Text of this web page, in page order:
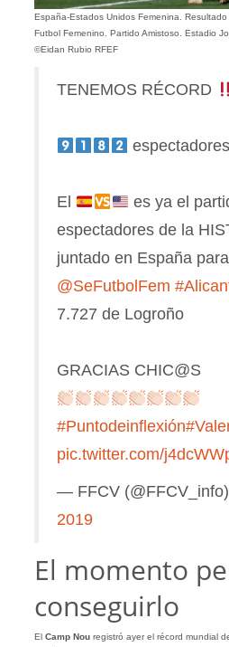
España-Estados Unidos Femenina.
Futbol Femenino. Partido Amistoso. Estadio
©Eidan Rubio RFEF
TENEMOS RÉCORD
espectadores
El
es ya el
espectadores de la
juntado en España
@SeFutbolFem
7.727 de Logroño
GRACIAS CHIC@S
#Puntodeinflexión
pic.twitter.com/
— FFCV (@FFCV_info)
2019
El momento
conseguirlo
El Camp Nou registró ayer el récord mundial